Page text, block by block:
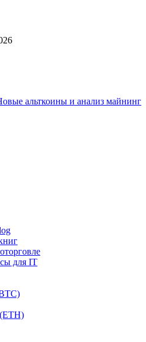
альткоины и анализ майнинг
для IT